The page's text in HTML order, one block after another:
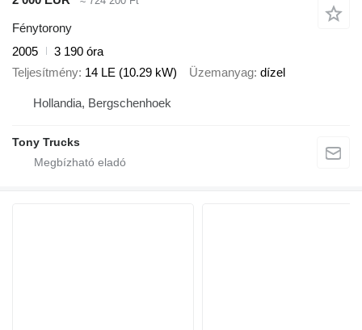
Fénytorony
2005
3 190 óra
Teljesítmény 14 LE (10.29 kW) Üzemanyag dízel
Hollandia, Bergschenhoek
Tony Trucks